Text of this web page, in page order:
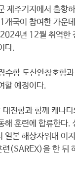
제주기지에서 출항
개국이 참여한 가운
년 12월 취역한
다.
수함 도산안창호함
할 예정이다.
전함과 함께 캐나
해 훈련에 합류한다.
일본 해상자위대 이
(SAREX)을 한 뒤